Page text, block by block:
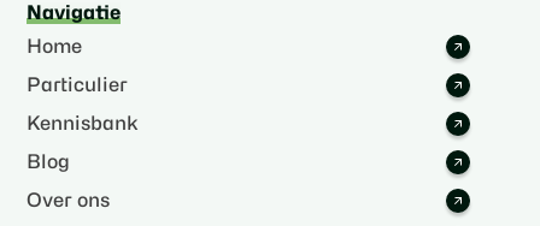
Navigatie
Home
Particulier
Kennisbank
Blog
Over ons